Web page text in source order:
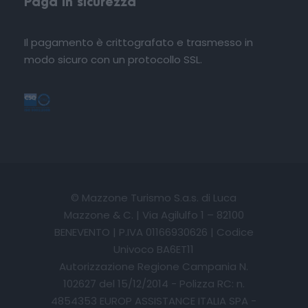
Il pagamento è crittografato e trasmesso in
modo sicuro con un protocollo SSL.
© Mazzone Turismo S.a.s. di Luca
Mazzone & C. | Via Agilulfo 1 – 82100
BENEVENTO | P.IVA 01166930626 | Codice
Univoco BA6ET11
Autorizzazione Regione Campania N.
102627 del 15/12/2014 - Polizza RC: n.
4854353 EUROP ASSISTANCE ITALIA SPA -